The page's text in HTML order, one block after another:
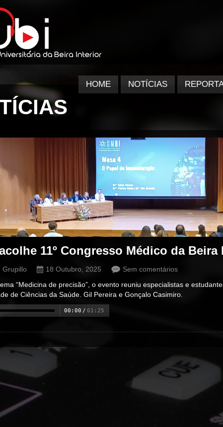
HOME NOTÍCIAS
11º Congresso Médico da Beira
Grupillo 18 Outubro, 2025
Sem comentários
“Medicina de precisão”, o evento reuniu especialistas e
de Ciências da Saúde. Gil Pereira e Gonçalo Casimiro.
00:00 / 01:25
00:00 / 00:00